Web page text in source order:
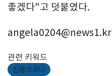
좋겠다"고 덧붙였다.
angela0204@news1.kr
관련 키워드
신종코로나